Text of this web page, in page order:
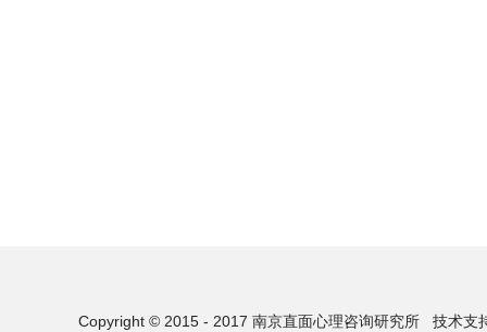
Copyright © 2015 - 2017 南京直面心理咨询研究所 技术支